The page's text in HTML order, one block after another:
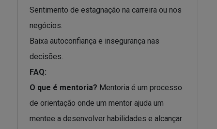
Sentimento de estagnação na carreira ou nos
negócios.
Baixa autoconfiança e insegurança nas
decisões.
FAQ:
O que é mentoria? Mentoria é um processo
de orientação onde um mentor ajuda um
mentee a desenvolver habilidades e alcançar